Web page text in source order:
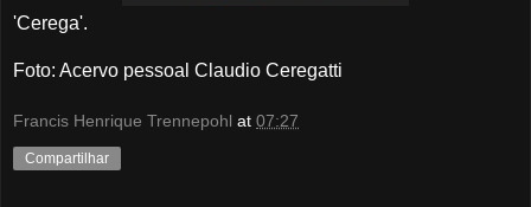
'Cerega'.
Foto: Acervo pessoal Claudio Ceregatti
Francis Henrique Trennepohl at 07:27
Compartilhar